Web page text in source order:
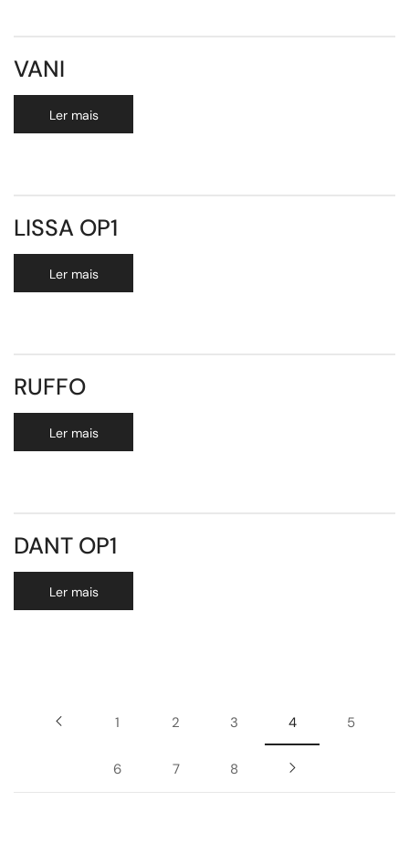
VANI
Ler mais
LISSA OP1
Ler mais
RUFFO
Ler mais
DANT OP1
Ler mais
1 2 3 4 5
6 7 8